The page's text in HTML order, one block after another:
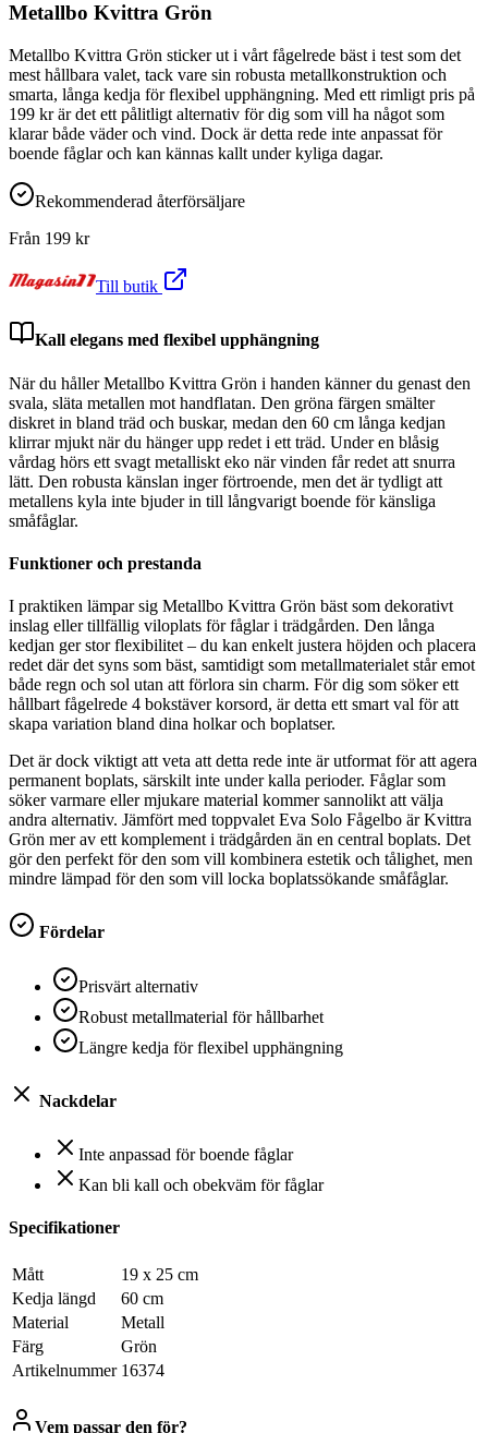
Metallbo Kvittra Grön
Metallbo Kvittra Grön sticker ut i vårt fågelrede bäst i test som det
mest hållbara valet, tack vare sin robusta metallkonstruktion och
smarta, långa kedja för flexibel upphängning. Med ett rimligt pris på
199 kr är det ett pålitligt alternativ för dig som vill ha något som
klarar både väder och vind. Dock är detta rede inte anpassat för
boende fåglar och kan kännas kallt under kyliga dagar.
Rekommenderad återförsäljare
Från 199 kr
Till butik
Kall elegans med flexibel upphängning
När du håller Metallbo Kvittra Grön i handen känner du genast den
svala, släta metallen mot handflatan. Den gröna färgen smälter
diskret in bland träd och buskar, medan den 60 cm långa kedjan
klirrar mjukt när du hänger upp redet i ett träd. Under en blåsig
vårdag hörs ett svagt metalliskt eko när vinden får redet att snurra
lätt. Den robusta känslan inger förtroende, men det är tydligt att
metallens kyla inte bjuder in till långvarigt boende för känsliga
småfåglar.
Funktioner och prestanda
I praktiken lämpar sig Metallbo Kvittra Grön bäst som dekorativt
inslag eller tillfällig viloplats för fåglar i trädgården. Den långa
kedjan ger stor flexibilitet – du kan enkelt justera höjden och placera
redet där det syns som bäst, samtidigt som metallmaterialet står emot
både regn och sol utan att förlora sin charm. För dig som söker ett
hållbart fågelrede 4 bokstäver korsord, är detta ett smart val för att
skapa variation bland dina holkar och boplatser.
Det är dock viktigt att veta att detta rede inte är utformat för att agera
permanent boplats, särskilt inte under kalla perioder. Fåglar som
söker varmare eller mjukare material kommer sannolikt att välja
andra alternativ. Jämfört med toppvalet Eva Solo Fågelbo är Kvittra
Grön mer av ett komplement i trädgården än en central boplats. Det
gör den perfekt för den som vill kombinera estetik och tålighet, men
mindre lämpad för den som vill locka boplatssökande småfåglar.
Fördelar
Prisvärt alternativ
Robust metallmaterial för hållbarhet
Längre kedja för flexibel upphängning
Nackdelar
Inte anpassad för boende fåglar
Kan bli kall och obekväm för fåglar
Specifikationer
Mått
19 x 25 cm
Kedja längd
60 cm
Material
Metall
Färg
Grön
Artikelnummer 16374
Vem passar den för?